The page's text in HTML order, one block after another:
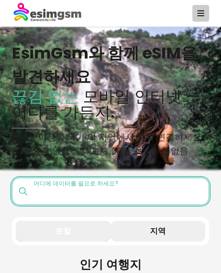
EsimGsm와 함께 eSIM을
발견하세요
끊김 없는모바일 인터넷 —
어디를 가든지.
200개 이상의 국가 및 지역에서 즉시 연결하세요.
로밍 요금 없음. SIM 교체 없음. 스트레스 없음.
어디에 데이터를 필요로 하세요?
지역
인기 여행지